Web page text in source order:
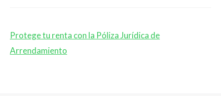
Protege tu renta con la Póliza Jurídica de
Arrendamiento